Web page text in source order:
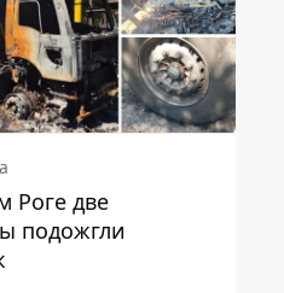
Роге две
подожгли